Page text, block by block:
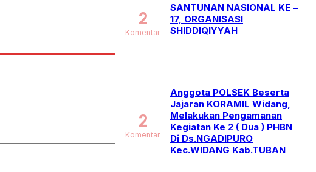
SANTUNAN NASIONAL KE –
17, ORGANISASI
SHIDDIQIYYAH
2
Komentar
Anggota POLSEK Beserta
Jajaran KORAMIL Widang,
Melakukan Pengamanan
Kegiatan Ke 2 ( Dua ) PHBN
Di Ds.NGADIPURO
Kec.WIDANG Kab.TUBAN
2
Komentar